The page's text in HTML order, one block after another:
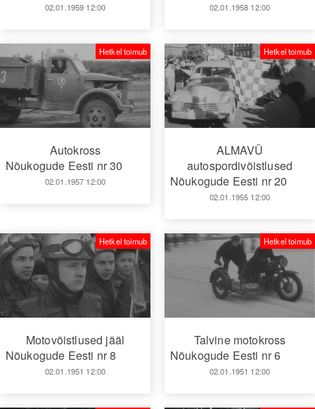
02.01.1959 12:00 02.01.1958 12:00
Autokross
Nõukogude Eesti nr 30
02.01.1957 12:00
Hetkel toimub
ALMAVÜ
autospordivõistlused
Nõukogude Eesti nr 20
02.01.1955 12:00
Hetkel toimub
Motovõistlused jääl
Nõukogude Eesti nr 8
02.01.1951 12:00
Hetkel toimub
Talvine motokross
Nõukogude Eesti nr 6
02.01.1951 12:00
Hetkel toimub